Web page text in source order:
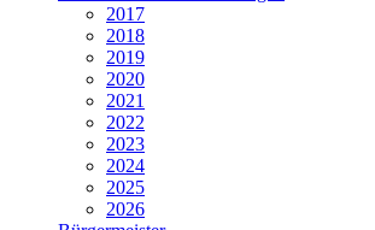
2017
2018
2019
2020
2021
2022
2023
2024
2025
2026